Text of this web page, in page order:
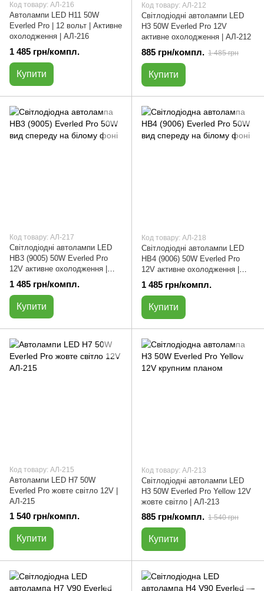
Код товару: АЛ-216
Автолампи LED H11 50W
Everled Pro | 12 вольт | Активне
охолодження | АЛ-216
1 485 грн/компл.
Купити
Код товару: АЛ-212
Світлодіодні автолампи LED
H3 50W Everled Pro 12V
активне охолодження | АЛ-212
885 грн/компл. 1 485 грн
Купити
Код товару: АЛ-217
Світлодіодні автолампи LED
HB3 (9005) 50W Everled Pro
12V активне охолодження |
АЛ-217
1 485 грн/компл.
Купити
Код товару: АЛ-218
Світлодіодні автолампи LED
HB4 (9006) 50W Everled Pro
12V активне охолодження |
АЛ-218
1 485 грн/компл.
Купити
Код товару: АЛ-215
Автолампи LED H7 50W
Everled Pro жовте світло 12V |
АЛ-215
1 540 грн/компл.
Купити
Код товару: АЛ-213
Світлодіодні автолампи LED
H3 50W Everled Pro Yellow 12V
жовте світло | АЛ-213
885 грн/компл. 1 540 грн
Купити